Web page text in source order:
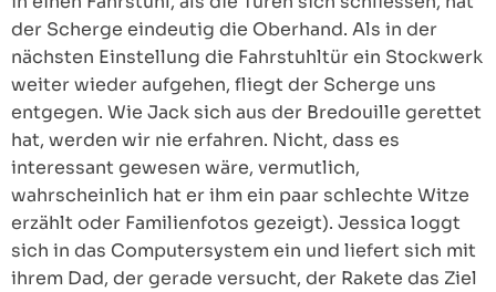
der Scherge eindeutig die Oberhand. Als in der
nächsten Einstellung die Fahrstuhltür ein Stockwerk
weiter wieder aufgehen, fliegt der Scherge uns
entgegen. Wie Jack sich aus der Bredouille gerettet
hat, werden wir nie erfahren. Nicht, dass es
interessant gewesen wäre, vermutlich,
wahrscheinlich hat er ihm ein paar schlechte Witze
erzählt oder Familienfotos gezeigt). Jessica loggt
sich in das Computersystem ein und liefert sich mit
ihrem Dad, der gerade versucht, der Rakete das Ziel